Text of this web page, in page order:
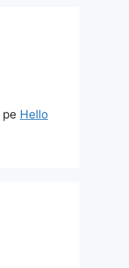
pe Hello